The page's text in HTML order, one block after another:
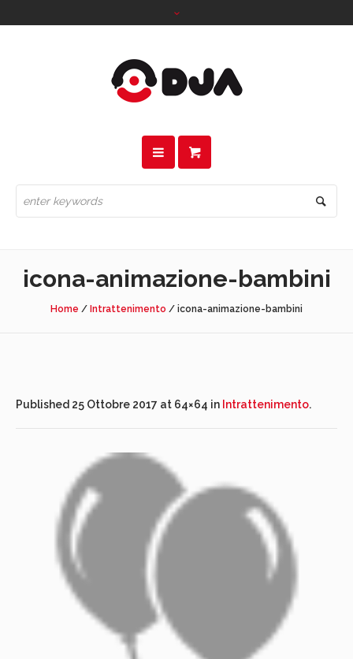
icona-animazione-bambini
Home / Intrattenimento / icona-animazione-bambini
Published 25 Ottobre 2017 at 64×64 in Intrattenimento.